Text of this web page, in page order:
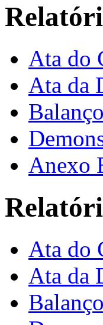
Ata do
Ata da
Balanço
Anexo
Ata do
Ata da
Balanço